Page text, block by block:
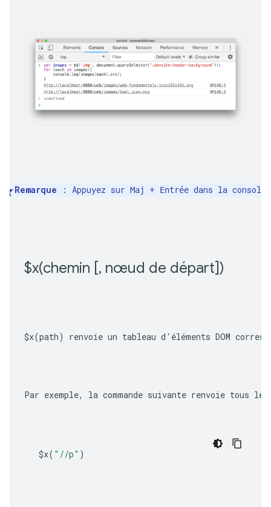
Remarque : Appuyez sur Maj + Entrée dans la
$x(chemin [, nœud de départ])
$x(path) renvoie un tableau d'éléments DOM
Par exemple, la commande suivante renvoie tous
$x( "//p" )